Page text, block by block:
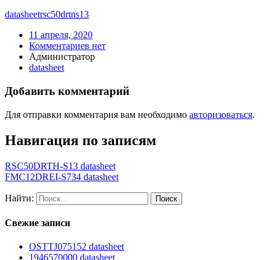
datasheetrsc50drtns13
11 апреля, 2020
Комментариев нет
Администратор
datasheet
Добавить комментарий
Для отправки комментария вам необходимо авторизоваться.
Навигация по записям
RSC50DRTH-S13 datasheet
FMC12DREI-S734 datasheet
Найти:
Свежие записи
OSTTJ075152 datasheet
1946570000 datasheet